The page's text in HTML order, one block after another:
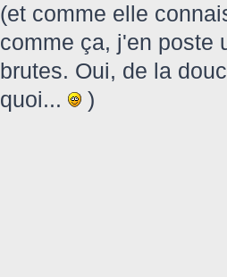
(et comme elle
comme ça, j'en poste
brutes. Oui, de la
quoi...
)